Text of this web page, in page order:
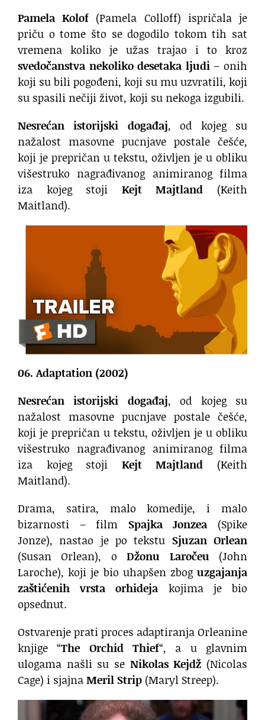
Pamela Kolof (Pamela Colloff) ispričala je
priču o tome što se dogodilo tokom tih sat
vremena koliko je užas trajao i to kroz
svedočanstva nekoliko desetaka ljudi– onih
koji su bili pogođeni, koji su mu uzvratili, koji
su spasili nečiji život, koji su nekoga izgubili.
Nesrećan istorijski događaj, od kojeg su
nažalost masovne pucnjave postale češće,
koji je prepričan u tekstu, oživljen je u obliku
višestruko nagrađivanog animiranog filma
iza kojeg stoji Kejt Majtland (Keith
Maitland).
06. Adaptation (2002)
Nesrećan istorijski događaj, od kojeg su
nažalost masovne pucnjave postale češće,
koji je prepričan u tekstu, oživljen je u obliku
višestruko nagrađivanog animiranog filma
iza kojeg stoji Kejt Majtland (Keith
Maitland).
Drama, satira, malo komedije, i malo
bizarnosti – film Spajka Jonzea (Spike
Jonze), nastao je po tekstu Sjuzan Orlean
(Susan Orlean), oDžonu Laročeu (John
Laroche), koji je bio uhapšen zbog uzgajanja
zaštićenih vrsta orhideja kojima je bio
opsednut.
Ostvarenje prati proces adaptiranja Orleanine
knjige “The Orchid Thief“, a u glavnim
ulogama našli su se Nikolas Kejdž (Nicolas
Cage) i sjajnaMeril Strip (Maryl Streep).